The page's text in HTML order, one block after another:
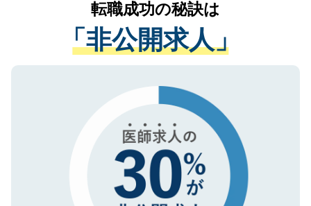
は、個人情報の取り扱いについての厳密な
管理基準を満たした事業者のみに付与され
る、プライバシーマークを取得済みです。
で、機密保持に関してもご安心ください。
経験をまじえながら、適切なアドバイスを
させていただきます。すぐにご転職をされ
ない方には、長期的なサポートが可能です
ので、まずはご登録ください。
転職成功の秘訣は
「非公開求人」